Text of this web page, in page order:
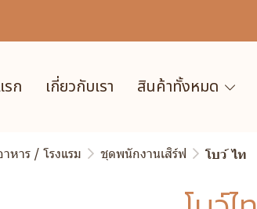
รก เกี่ยวกับเรา สินค้าทั้งหมด
าหาร / โรงแรม ชุดพนักงานเสิร์ฟ โบว์ ไท